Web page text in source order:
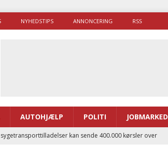
NYHEDSTIPS ANNONCERING RSS
AUTOHJÆLP POLITI JOBMARKED
kan sende 400.000 kørsler over